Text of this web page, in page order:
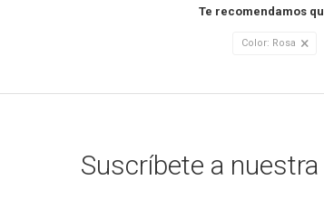
Te recomendamos
Color: Rosa
Suscríbete a